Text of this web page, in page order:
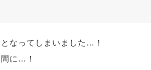
なってしまいました…！
に…！